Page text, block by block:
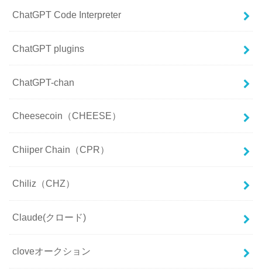
ChatGPT Code Interpreter
ChatGPT plugins
ChatGPT-chan
Cheesecoin（CHEESE）
Chiiper Chain（CPR）
Chiliz（CHZ）
Claude(クロード)
cloveオークション